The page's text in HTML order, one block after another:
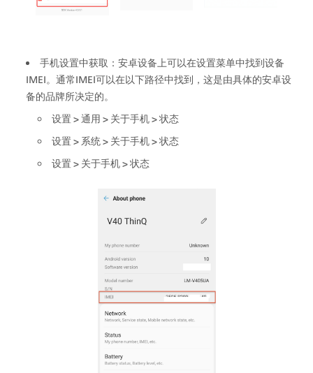
手机设置中获取：安卓设备上可以在设置菜单中找到设备
IMEI。通常IMEI可以在以下路径中找到，这是由具体的安卓设
备的品牌所决定的。
设置 > 通用 > 关于手机 > 状态
设置 > 系统 > 关于手机 > 状态
设置 > 关于手机 > 状态